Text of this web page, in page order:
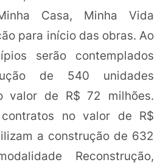
Casa, Minha Vida
para início das obras. Ao
serão contemplados
de 540 unidades
valor de R$ 72 milhões.
contratos no valor de R$
a construção de 632
Reconstrução,